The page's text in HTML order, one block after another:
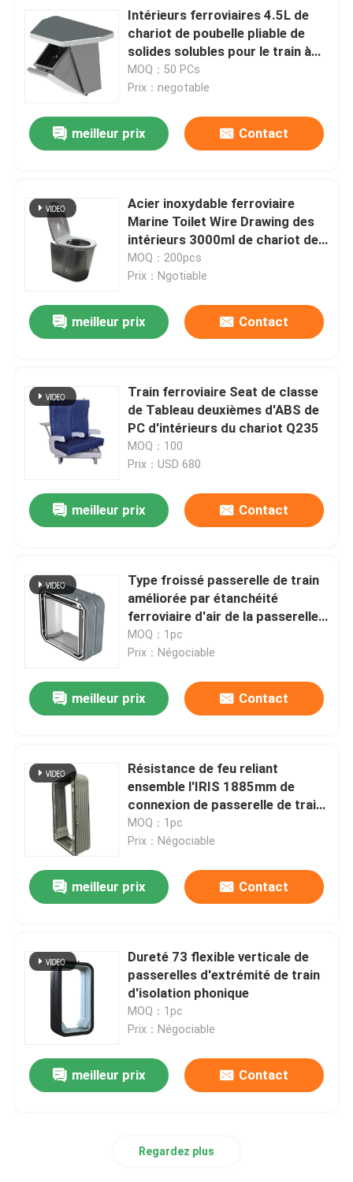
Produits
À propos de nous
visite de l'usine
Nous contacter
Nouvelles
Les affaires
Intérieurs ferroviaires 4.5L de
chariot de poubelle pliable de
solides solubles pour le train à
grande vitesse
MOQ：50 PCs
Prix：negotable
meilleur prix Contact
Acier inoxydable ferroviaire
Marine Toilet Wire Drawing des
intérieurs 3000ml de chariot de
solides solubles 304
MOQ：200pcs
Prix：Ngotiable
meilleur prix Contact
Train ferroviaire Seat de classe
de Tableau deuxièmes d'ABS de
PC d'intérieurs du chariot Q235
MOQ：100
Prix：USD 680
meilleur prix Contact
Type froissé passerelle de train
améliorée par étanchéité
ferroviaire d'air de la passerelle
EN15085-2
MOQ：1pc
Prix：Négociable
meilleur prix Contact
Résistance de feu reliant
ensemble l'IRIS 1885mm de
connexion de passerelle de train
par la taille
MOQ：1pc
Prix：Négociable
meilleur prix Contact
Dureté 73 flexible verticale de
passerelles d'extrémité de train
d'isolation phonique
MOQ：1pc
Prix：Négociable
meilleur prix Contact
Regardez plus